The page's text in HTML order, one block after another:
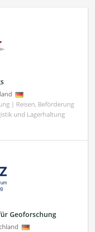
| Reisen, Beförderung
und Lagerhaltung
Geoforschung